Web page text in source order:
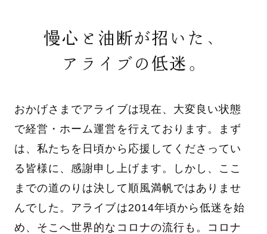
慢心と油断が招いた、
アライブの低迷。
おかげさまでアライブは現在、大変良い状態
で経営・ホーム運営を行えております。まず
は、私たちを日頃から応援してくださってい
る皆様に、感謝申し上げます。しかし、ここ
までの道のりは決して順風満帆ではありませ
んでした。アライブは2014年頃から低迷を始
め、そこへ世界的なコロナの流行も。コロナ